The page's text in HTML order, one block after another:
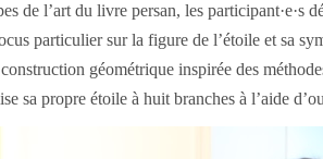
de l’art du livre persan, les participant·e·s
particulier sur la figure de l’étoile et sa
géométrique inspirée des
sa propre étoile à huit branches à l’aide